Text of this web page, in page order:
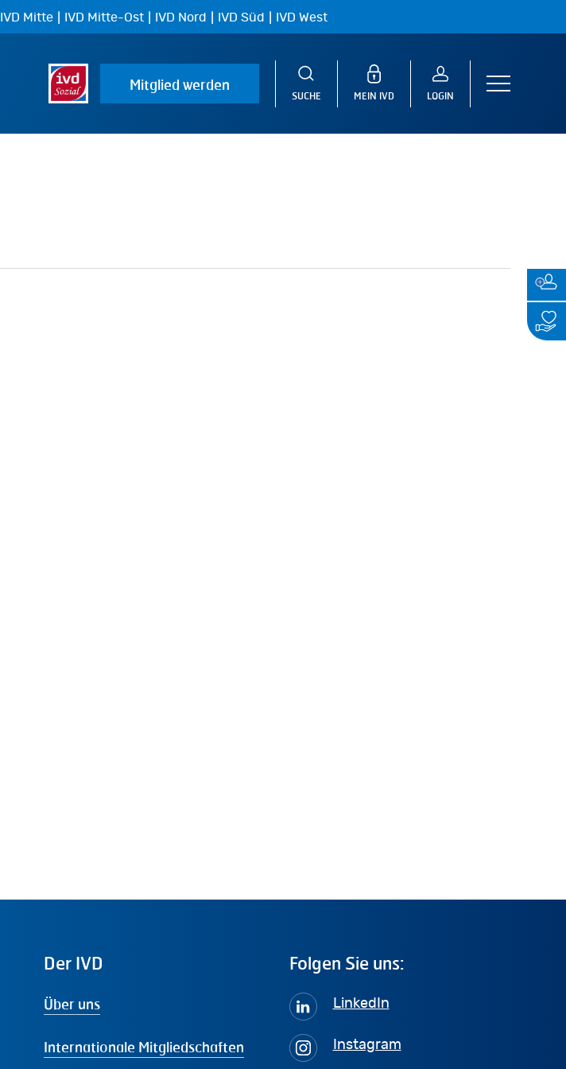
IVD Mitte | IVD Mitte-Ost | IVD Nord | IVD Süd | IVD West
Mitglied werden
SUCHE MEIN IVD LOGIN
Menu
Der IVD
Über uns
Internationale Mitgliedschaften
Folgen Sie uns:
LinkedIn
Instagram